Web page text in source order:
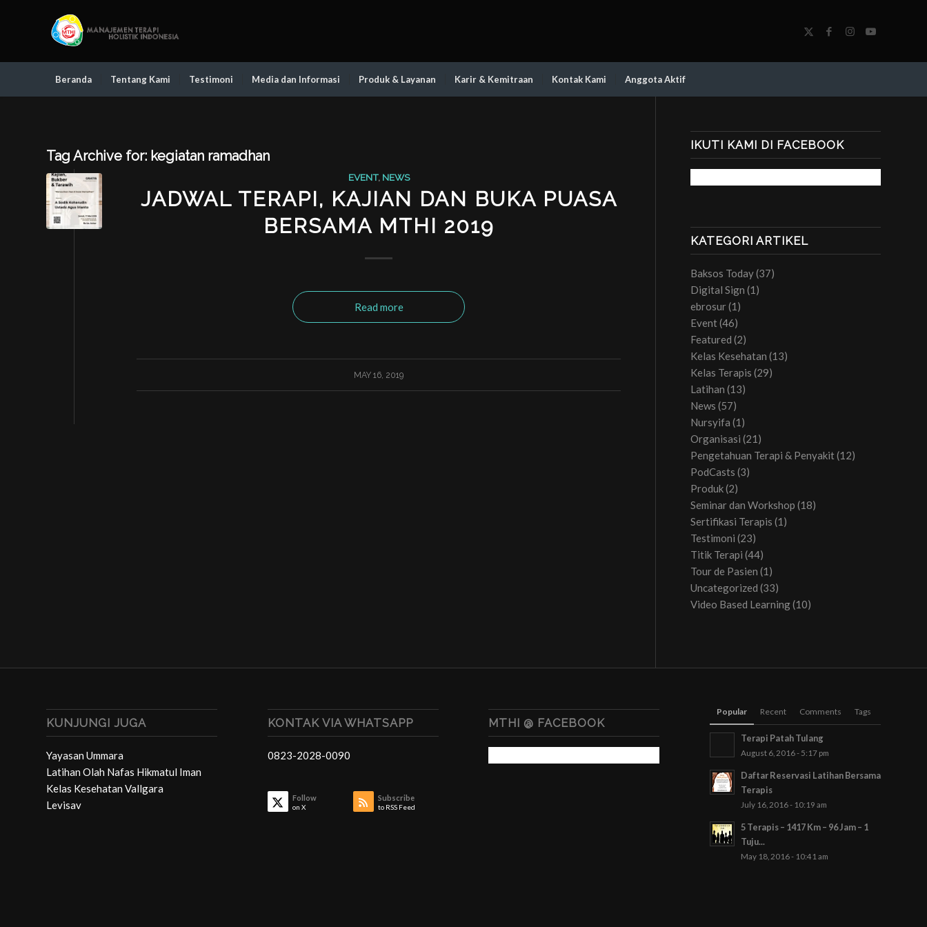
Beranda Tentang Kami Testimoni Media dan Informasi Produk & Layanan Karir & Kemitraan Kontak Kami Anggota Aktif
Tag Archive for: kegiatan ramadhan
EVENT, NEWS
JADWAL TERAPI, KAJIAN DAN BUKA PUASA
BERSAMA MTHI 2019
Read more
MAY 16, 2019
IKUTI KAMI DI FACEBOOK
KATEGORI ARTIKEL
Baksos Today(37)
Digital Sign (1)
ebrosur(1)
Event(46)
Featured (2)
Kelas Kesehatan (13)
Kelas Terapis (29)
Latihan (13)
News (57)
Nursyifa (1)
Organisasi (21)
Pengetahuan Terapi & Penyakit(12)
PodCasts (3)
Produk(2)
Seminar dan Workshop (18)
Sertifikasi Terapis (1)
Testimoni (23)
Titik Terapi (44)
Tour de Pasien (1)
Uncategorized (33)
Video Based Learning(10)
KUNJUNGI JUGA
Yayasan Ummara
Latihan Olah Nafas Hikmatul Iman
Kelas Kesehatan Vallgara
Levisav
KONTAK VIA WHATSAPP
0823-2028-0090
Follow
on X
Subscribe
to RSS Feed
MTHI @ FACEBOOK
Popular Recent Comments Tags
Terapi Patah Tulang
August 6, 2016 - 5:17 pm
Daftar Reservasi Latihan Bersama
Terapis
July 16, 2016 - 10:19 am
5 Terapis – 1417 Km – 96 Jam – 1
Tuju...
May 18, 2016 - 10:41 am